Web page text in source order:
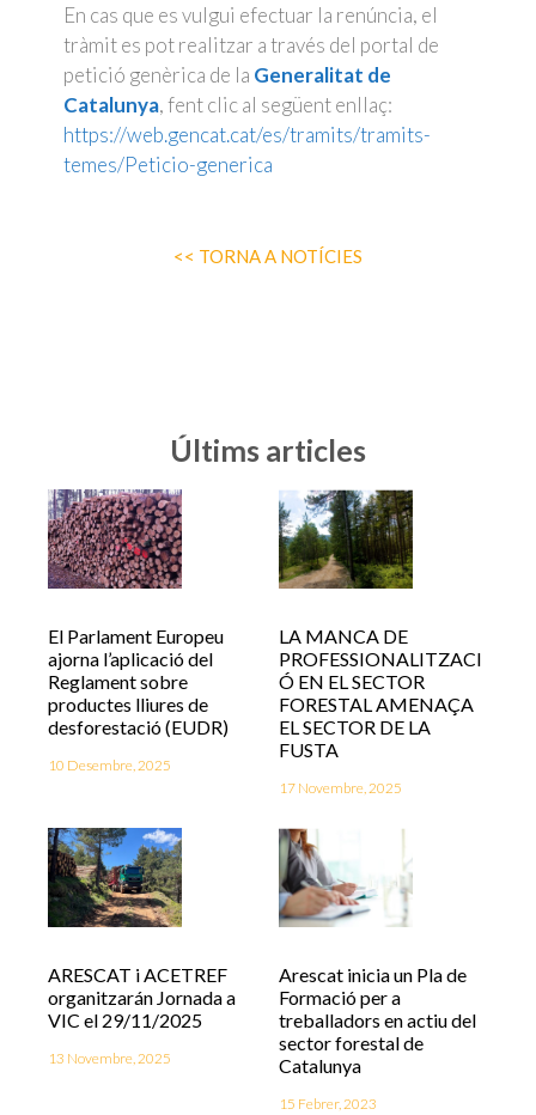
En cas que es vulgui efectuar la renúncia, el
tràmit es pot realitzar a través del portal de
petició genèrica de la Generalitat de
Catalunya, fent clic al següent enllaç:
https://web.gencat.cat/es/tramits/tramits-
temes/Peticio-generica
<< TORNA A NOTÍCIES
Últims articles
El Parlament Europeu
ajorna l’aplicació del
Reglament sobre
productes lliures de
desforestació (EUDR)
10 Desembre, 2025
LA MANCA DE
PROFESSIONALITZACI
Ó EN EL SECTOR
FORESTAL AMENAÇA
EL SECTOR DE LA
FUSTA
17 Novembre, 2025
ARESCAT i ACETREF
organitzarán Jornada a
VIC el 29/11/2025
13 Novembre, 2025
Arescat inicia un Pla de
Formació per a
treballadors en actiu del
sector forestal de
Catalunya
15 Febrer, 2023